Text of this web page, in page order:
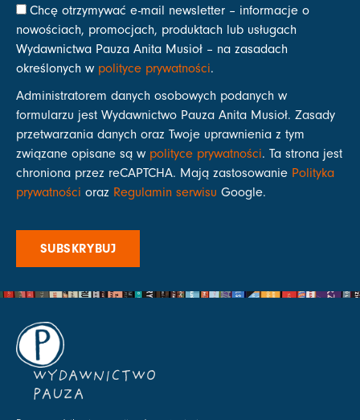
Chcę otrzymywać e-mail newsletter – informacje o
nowościach, promocjach, produktach lub usługach
Wydawnictwa Pauza Anita Musioł – na zasadach
określonych w polityce prywatności.
Administratorem danych osobowych podanych w
formularzu jest Wydawnictwo Pauza Anita Musioł. Zasady
przetwarzania danych oraz Twoje uprawnienia z tym
związane opisane są w polityce prywatności. Ta strona jest
chroniona przez reCAPTCHA. Mają zastosowanie Polityka
prywatności oraz Regulamin serwisu Google.
SUBSKRYBUJ
WYDAWNICTWO
PAUZA